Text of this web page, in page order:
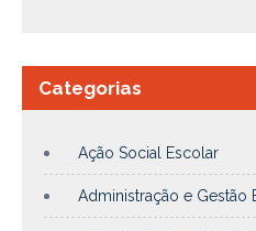
Categorias
Ação Social Escolar
Administração e Gestão